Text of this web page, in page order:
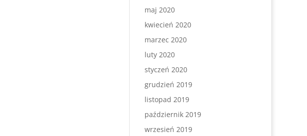
maj 2020
kwiecień 2020
marzec 2020
luty 2020
styczeń 2020
grudzień 2019
listopad 2019
październik 2019
wrzesień 2019